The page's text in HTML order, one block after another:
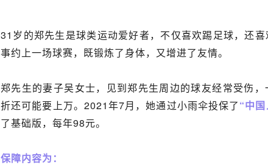
31岁的郑先生是球类运动爱好者，不仅喜欢踢足球，还
事约上一场球赛，既锻炼了身体，又增进了友情。
郑先生的妻子吴女士，见到郑先生周边的球友经常受伤
折还可能要上万。2021年7月，她通过小雨伞投保了“中
了基础版，每年98元。
保障内容为：